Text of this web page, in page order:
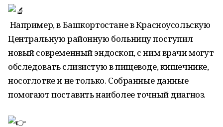
Например, в Башкортостане в Красноусольскую
Центральную районную больницу поступил
новый современный эндоскоп, с ним врачи могут
обследовать слизистую в пищеводе, кишечнике,
носоглотке и не только. Собранные данные
помогают поставить наиболее точный диагноз.